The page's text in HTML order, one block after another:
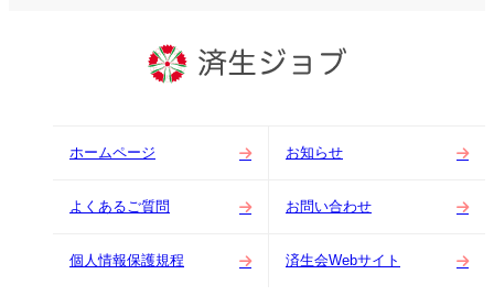
ホームページ お知らせ
よくあるご質問 お問い合わせ
個人情報保護規程 済生会Webサイト